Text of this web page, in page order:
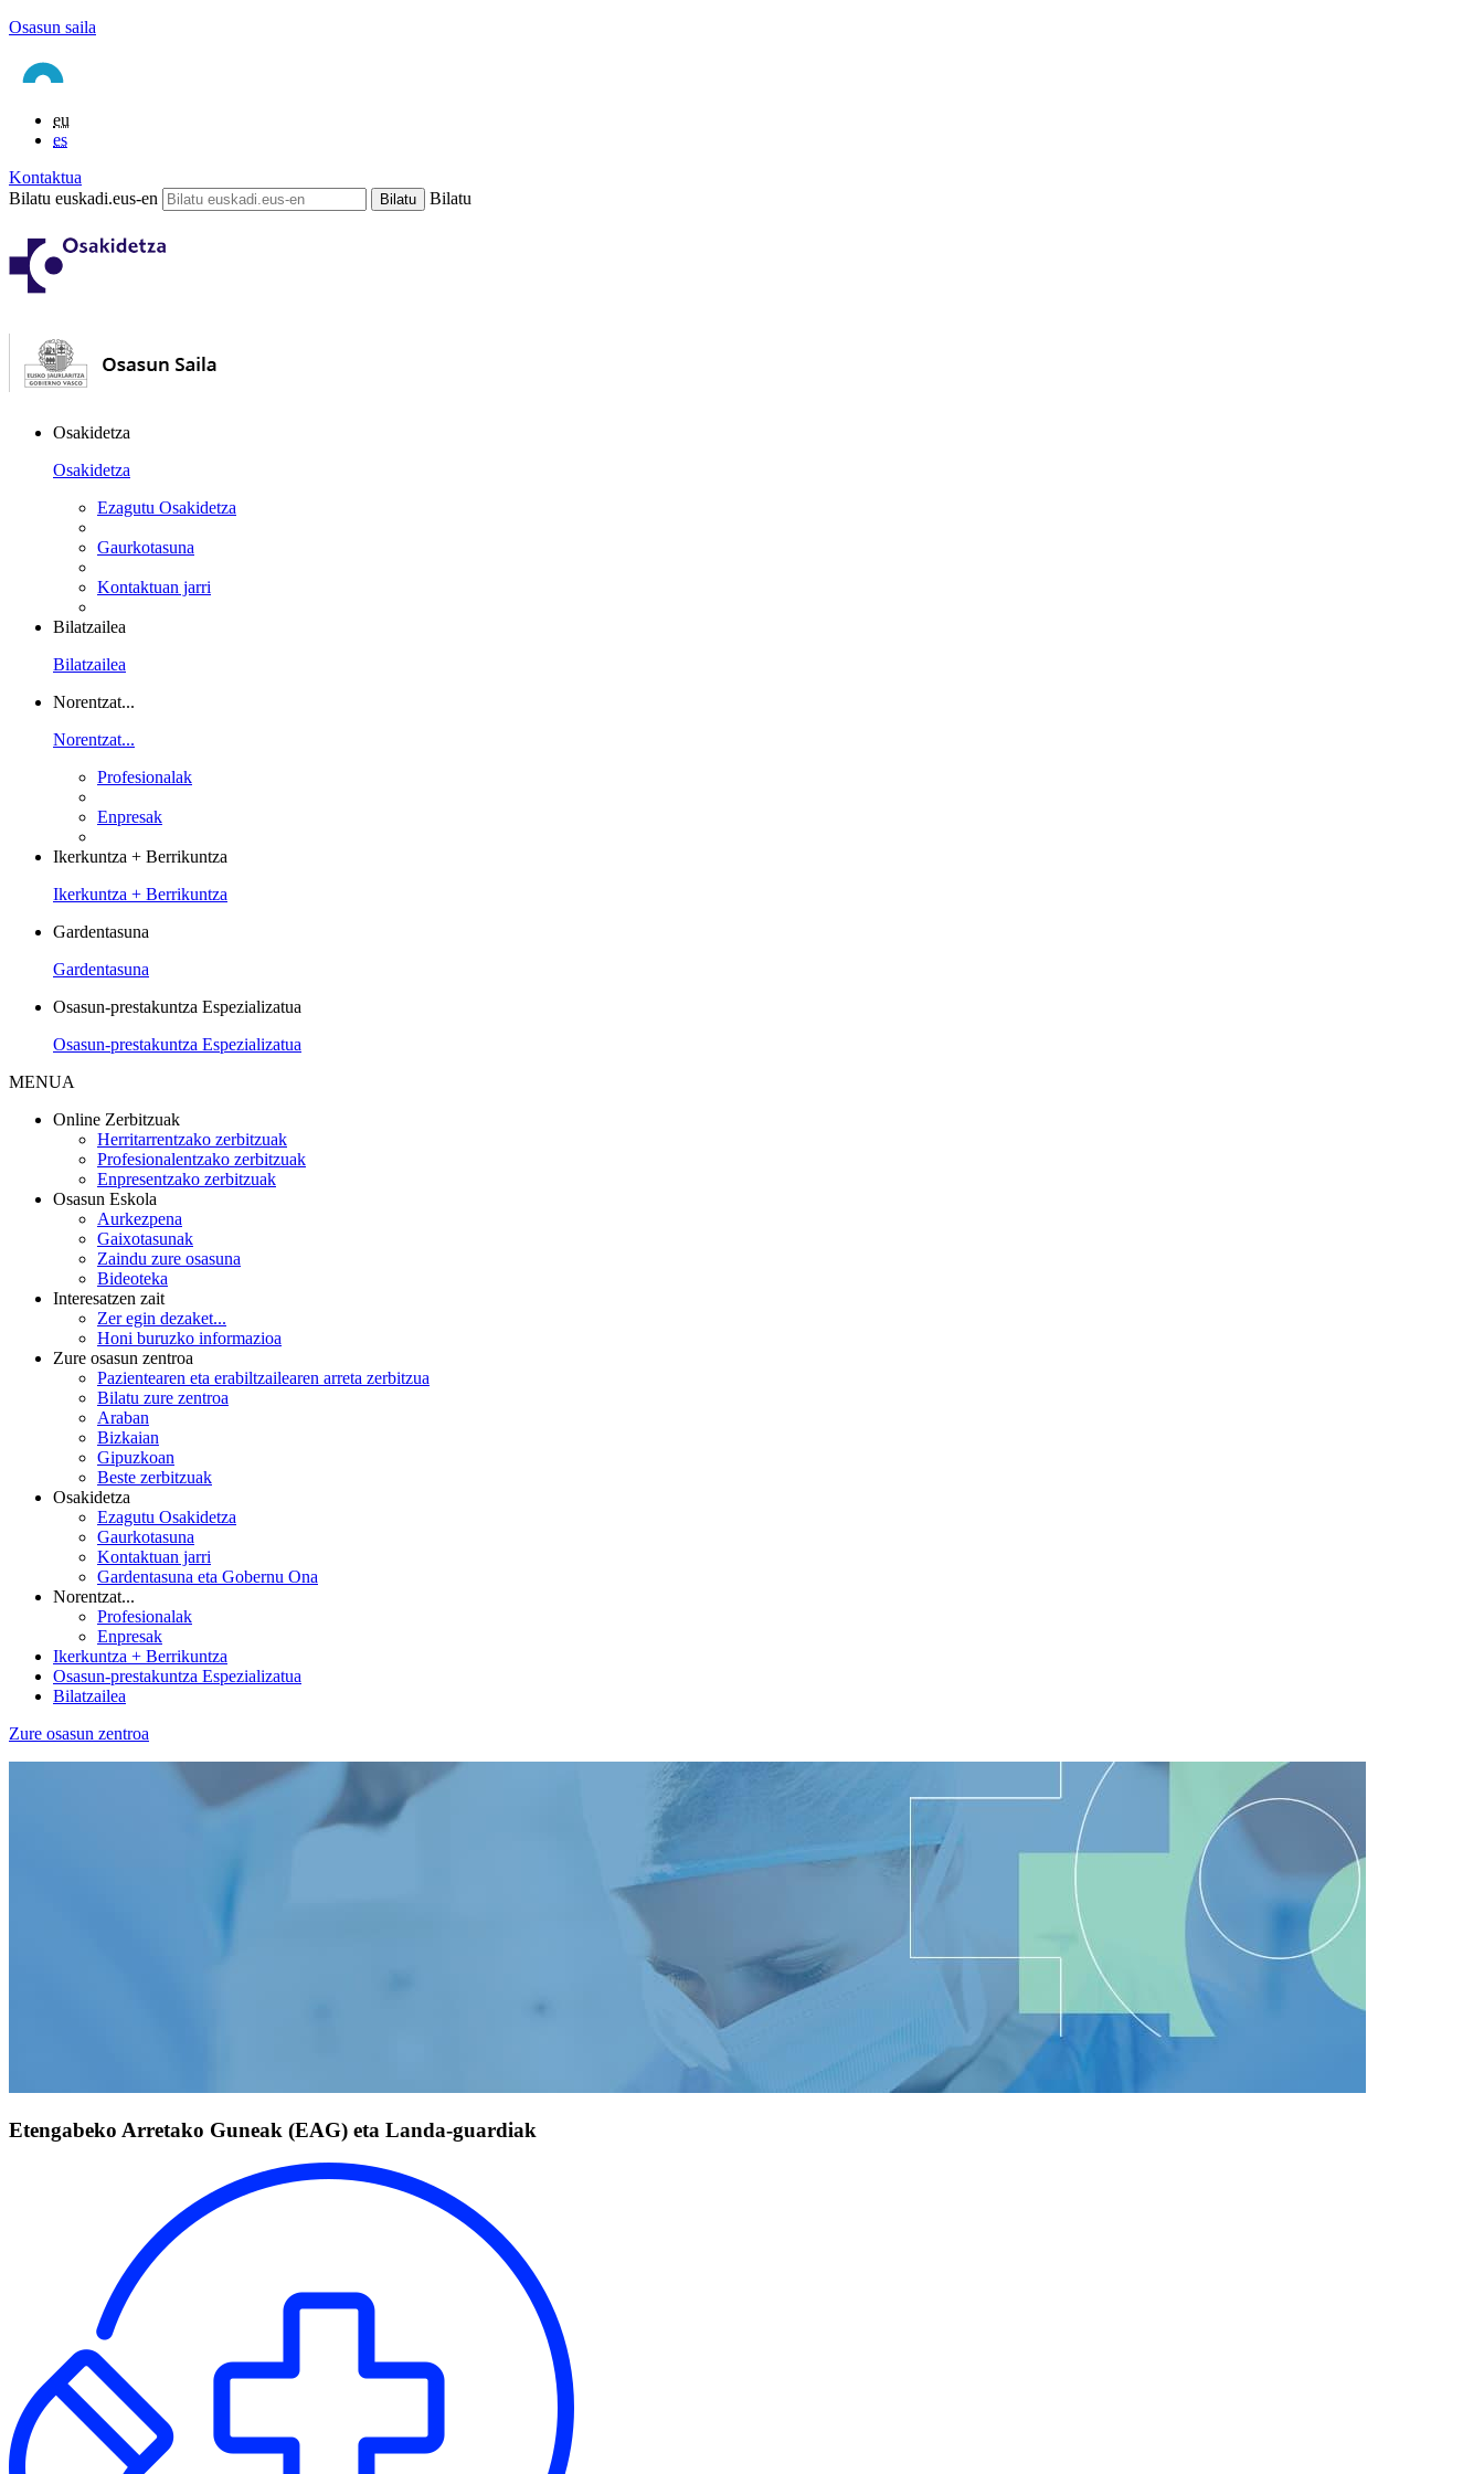
Osasun saila
eu
es
Kontaktua
Bilatu euskadi.eus-en
Bilatu
Osakidetza
Osakidetza
Ezagutu Osakidetza
Gaurkotasuna
Kontaktuan jarri
Bilatzailea
Bilatzailea
Norentzat...
Norentzat...
Profesionalak
Enpresak
Ikerkuntza + Berrikuntza
Ikerkuntza + Berrikuntza
Gardentasuna
Gardentasuna
Osasun-prestakuntza Espezializatua
Osasun-prestakuntza Espezializatua
MENUA
Online Zerbitzuak
Herritarrentzako zerbitzuak
Profesionalentzako zerbitzuak
Enpresentzako zerbitzuak
Osasun Eskola
Aurkezpena
Gaixotasunak
Zaindu zure osasuna
Bideoteka
Interesatzen zait
Zer egin dezaket...
Honi buruzko informazioa
Zure osasun zentroa
Pazientearen eta erabiltzailearen arreta zerbitzua
Bilatu zure zentroa
Araban
Bizkaian
Gipuzkoan
Beste zerbitzuak
Osakidetza
Ezagutu Osakidetza
Gaurkotasuna
Kontaktuan jarri
Gardentasuna eta Gobernu Ona
Norentzat...
Profesionalak
Enpresak
Ikerkuntza + Berrikuntza
Osasun-prestakuntza Espezializatua
Bilatzailea
Zure osasun zentroa
Etengabeko Arretako Guneak (EAG) eta Landa-guardiak